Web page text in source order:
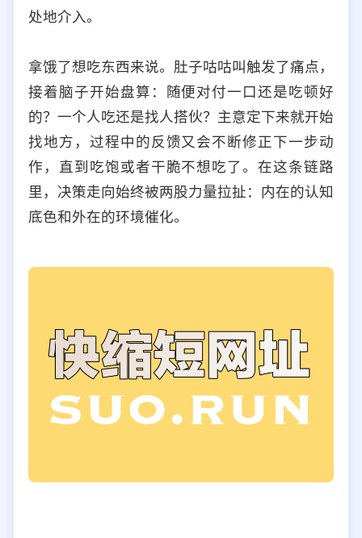
处地介入。
拿饿了想吃东西来说。肚子咕咕叫触发了痛点，
接着脑子开始盘算：随便对付一口还是吃顿好
的？一个人吃还是找人搭伙？主意定下来就开始
找地方，过程中的反馈又会不断修正下一步动
作，直到吃饱或者干脆不想吃了。在这条链路
里，决策走向始终被两股力量拉扯：内在的认知
底色和外在的环境催化。